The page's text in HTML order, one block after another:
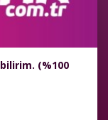
(%100